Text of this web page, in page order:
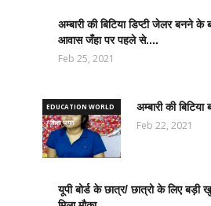
EDUCATION
WORLD /
शिक्षा जगत
अम्बारी की बिटिया डिप्टी जेलर
आवास जँहा पर पहले से....
Feb 25, 2021
EDUCATION WORLD
/ शिक्षा जगत
अम्बारी की
Feb 22, 2021
EDUCATION
यूपी बोर्ड के छात्र/ छात्रो के लिए